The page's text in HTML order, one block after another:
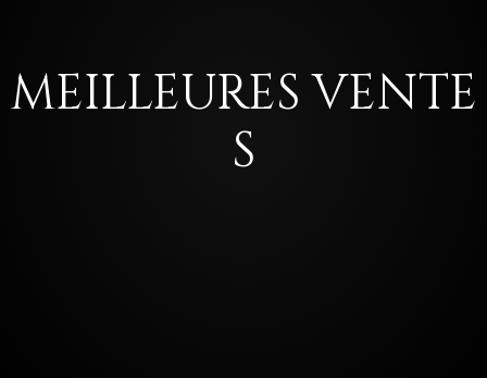
MEILLEURES VENTE
S